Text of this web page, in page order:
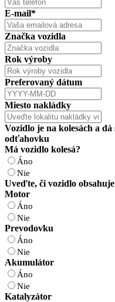
E-mail*
Značka vozidla
Rok výroby
Preferovaný dátum
Miesto nakládky
Vozidlo je na kolesách a
odťahovku
Má vozidlo kolesá?
Áno
Nie
Uveďte, či vozidlo
Motor
Áno
Nie
Prevodovku
Áno
Nie
Akumulátor
Áno
Nie
Katalyzátor